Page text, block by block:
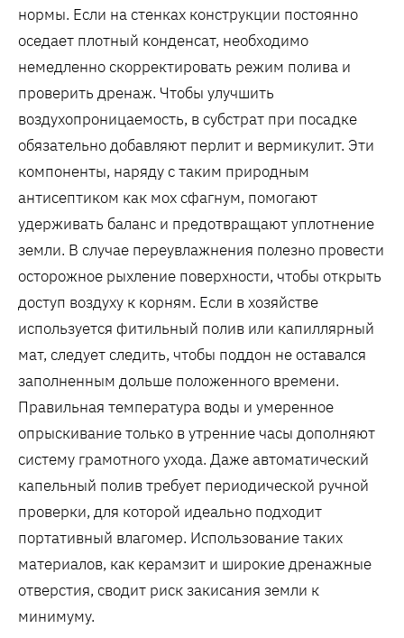
нормы. Если на стенках конструкции постоянно
оседает плотный конденсат, необходимо
немедленно скорректировать режим полива и
проверить дренаж. Чтобы улучшить
воздухопроницаемость, в субстрат при посадке
обязательно добавляют перлит и вермикулит. Эти
компоненты, наряду с таким природным
антисептиком как мох сфагнум, помогают
удерживать баланс и предотвращают уплотнение
земли. В случае переувлажнения полезно провести
осторожное рыхление поверхности, чтобы открыть
доступ воздуху к корням. Если в хозяйстве
используется фитильный полив или капиллярный
мат, следует следить, чтобы поддон не оставался
заполненным дольше положенного времени.
Правильная температура воды и умеренное
опрыскивание только в утренние часы дополняют
систему грамотного ухода. Даже автоматический
капельный полив требует периодической ручной
проверки, для которой идеально подходит
портативный влагомер. Использование таких
материалов, как керамзит и широкие дренажные
отверстия, сводит риск закисания земли к
минимуму.